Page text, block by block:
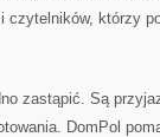
którzy
zastąpić. Są
DomPol